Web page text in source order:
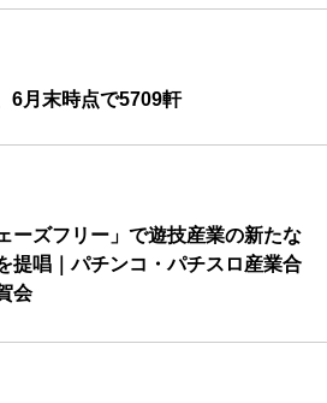
6月末時点で5709軒
ーズフリー」で遊技産業の新たな
提唱｜パチンコ・パチスロ産業合
会